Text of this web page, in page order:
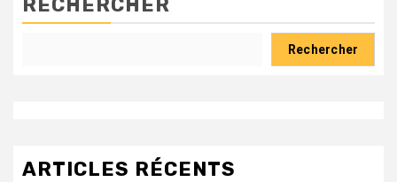
Rechercher
ARTICLES RÉCENTS